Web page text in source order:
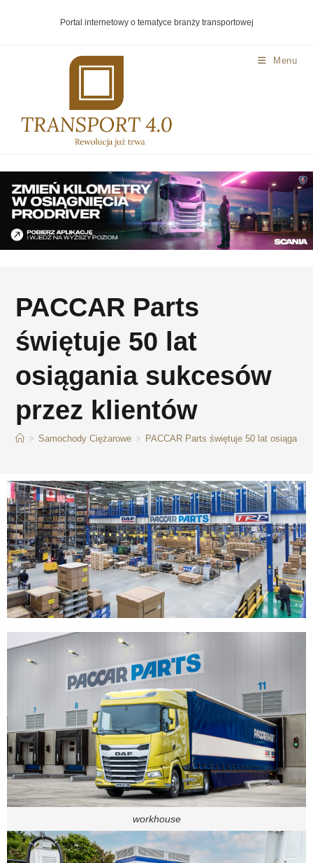
Portal internetowy o tematyce branży transportowej
Menu
PACCAR Parts
świętuje 50 lat
osiągania sukcesów
przez klientów
> Samochody Ciężarowe > PACCAR Parts świętuje 50 lat
workhouse